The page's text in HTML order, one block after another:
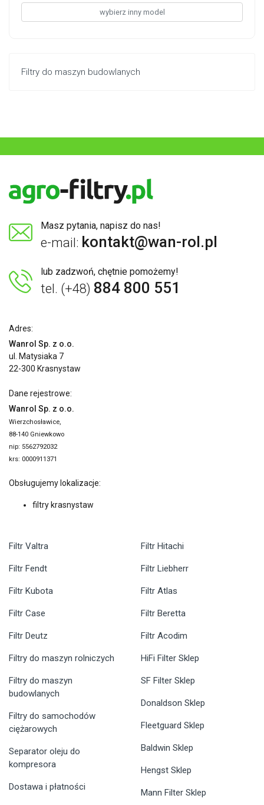
wybierz inny model
Filtry do maszyn budowlanych
Masz pytania, napisz do nas!
e-mail: kontakt@wan-rol.pl
lub zadzwoń, chętnie pomożemy!
tel. (+48) 884 800 551
Adres:
Wanrol Sp. z o.o.
ul. Matysiaka 7
22-300 Krasnystaw
Dane rejestrowe:
Wanrol Sp. z o.o.
Wierzchosławice,
88-140 Gniewkowo
nip: 5562792032
krs: 0000911371
Obsługujemy lokalizacje:
filtry krasnystaw
Filtr Valtra
Filtr Fendt
Filtr Kubota
Filtr Case
Filtr Deutz
Filtr Hitachi
Filtr Liebherr
Filtr Atlas
Filtr Beretta
Filtr Acodim
Filtry do maszyn rolniczych
Filtry do maszyn
budowlanych
Filtry do samochodów
ciężarowych
Separator oleju do
kompresora
Dostawa i płatności
HiFi Filter Sklep
SF Filter Sklep
Donaldson Sklep
Fleetguard Sklep
Baldwin Sklep
Hengst Sklep
Mann Filter Sklep